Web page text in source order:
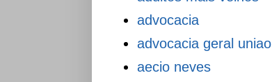
advocacia
advocacia geral uniao
aecio neves